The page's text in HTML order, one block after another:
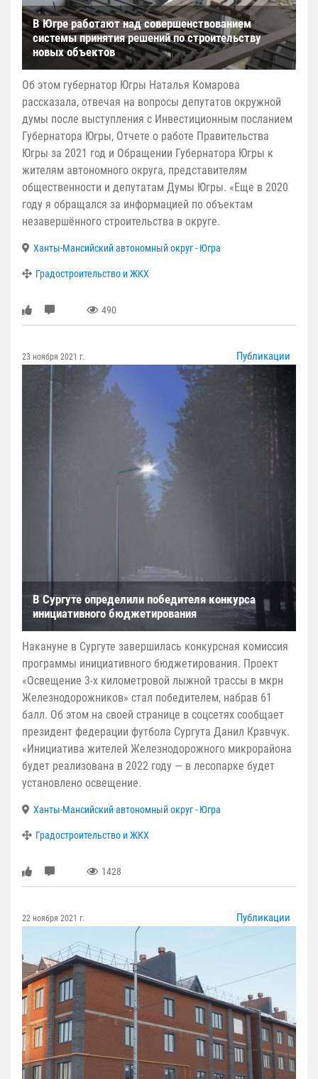
В Югре работают над совершенствованием
системы принятия решений по строительству
новых объектов
Об этом губернатор Югры Наталья Комарова
рассказала, отвечая на вопросы депутатов окружной
думы после выступления с Инвестиционным посланием
Губернатора Югры, Отчете о работе Правительства
Югры за 2021 год и Обращении Губернатора Югры к
жителям автономного округа, представителям
общественности и депутатам Думы Югры. «Еще в 2020
году я обращался за информацией по объектам
незавершённого строительства в округе.
Ханты-Мансийский автономный округ - Югра
Градостроительство и ЖКХ
490
23 ноября 2021 г. Публикации
В Сургуте определили победителя конкурса
инициативного бюджетирования
Накануне в Сургуте завершилась конкурсная комиссия
программы инициативного бюджетирования. Проект
«Освещение 3-х километровой лыжной трассы в мкрн
Железнодорожников» стал победителем, набрав 61
балл. Об этом на своей странице в соцсетях сообщает
президент федерации футбола Сургута Данил Кравчук.
«Инициатива жителей Железнодорожного микрорайона
будет реализована в 2022 году — в лесопарке будет
установлено освещение.
Ханты-Мансийский автономный округ - Югра
Градостроительство и ЖКХ
1428
22 ноября 2021 г. Публикации